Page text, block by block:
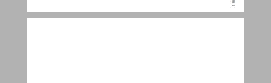
מבוא - כדאי לקרוא ... 5